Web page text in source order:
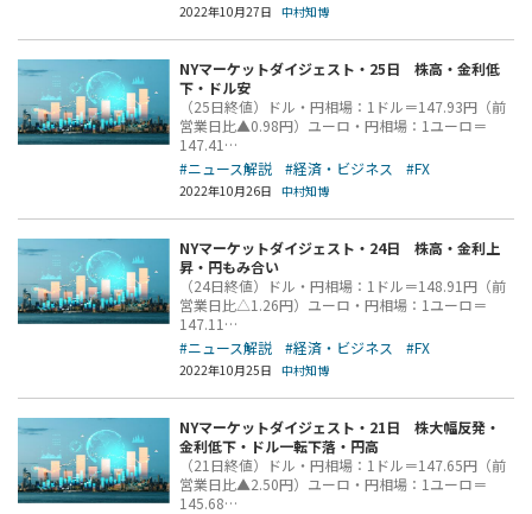
2022年10月27日 中村知博
NYマーケットダイジェスト・25日 株高・金利低
下・ドル安
（25日終値）ドル・円相場：1ドル＝147.93円（前
営業日比▲0.98円）ユーロ・円相場：1ユーロ＝
147.41…
#ニュース解説
#経済・ビジネス #FX
2022年10月26日 中村知博
NYマーケットダイジェスト・24日 株高・金利上
昇・円もみ合い
（24日終値）ドル・円相場：1ドル＝148.91円（前
営業日比△1.26円）ユーロ・円相場：1ユーロ＝
147.11…
#ニュース解説
#経済・ビジネス #FX
2022年10月25日 中村知博
NYマーケットダイジェスト・21日 株大幅反発・
金利低下・ドル一転下落・円高
（21日終値）ドル・円相場：1ドル＝147.65円（前
営業日比▲2.50円）ユーロ・円相場：1ユーロ＝
145.68…